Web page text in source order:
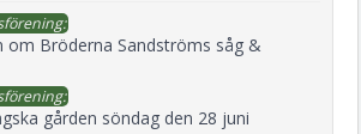
om Bröderna Sandströms såg &
gården söndag den 28 juni